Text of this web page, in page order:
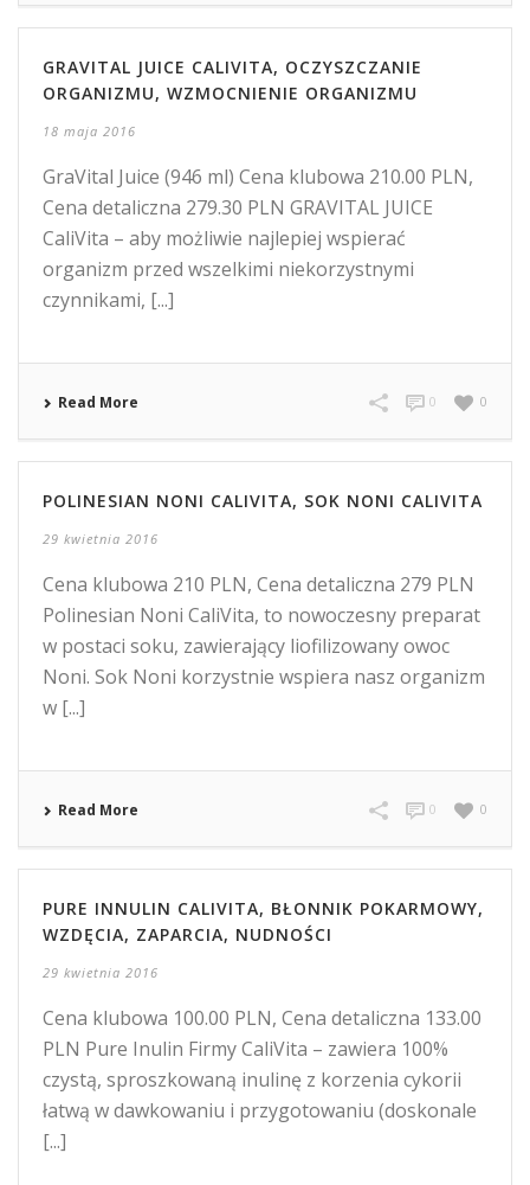
GRAVITAL JUICE CALIVITA, OCZYSZCZANIE
ORGANIZMU, WZMOCNIENIE ORGANIZMU
18 maja 2016
GraVital Juice (946 ml) Cena klubowa 210.00 PLN,
Cena detaliczna 279.30 PLN GRAVITAL JUICE
CaliVita – aby możliwie najlepiej wspierać
organizm przed wszelkimi niekorzystnymi
czynnikami, [...]
Read More 0
0
POLINESIAN NONI CALIVITA, SOK NONI CALIVITA
29 kwietnia 2016
Cena klubowa 210 PLN, Cena detaliczna 279 PLN
Polinesian Noni CaliVita, to nowoczesny preparat
w postaci soku, zawierający liofilizowany owoc
Noni. Sok Noni korzystnie wspiera nasz organizm
w [...]
Read More 0
0
PURE INNULIN CALIVITA, BŁONNIK POKARMOWY,
WZDĘCIA, ZAPARCIA, NUDNOŚCI
29 kwietnia 2016
Cena klubowa 100.00 PLN, Cena detaliczna 133.00
PLN Pure Inulin Firmy CaliVita – zawiera 100%
czystą, sproszkowaną inulinę z korzenia cykorii
łatwą w dawkowaniu i przygotowaniu (doskonale
[...]